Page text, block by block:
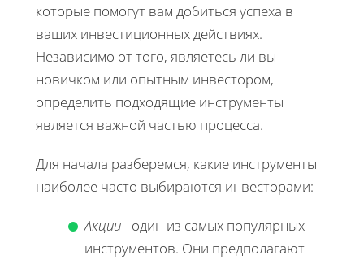
которые помогут вам добиться успеха в
ваших инвестиционных действиях.
Независимо от того, являетесь ли вы
новичком или опытным инвестором,
определить подходящие инструменты
является важной частью процесса.
Для начала разберемся, какие инструменты
наиболее часто выбираются инвесторами:
Акции- один из самых популярных
инструментов. Они предполагают